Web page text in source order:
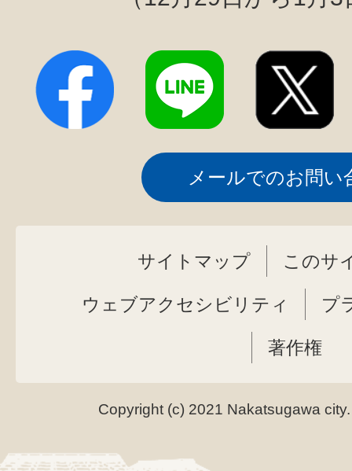
メールでのお問い
サイトマップ このサ
ウェブアクセシビリティ プ
著作権
Copyright (c) 2021 Nakatsugawa